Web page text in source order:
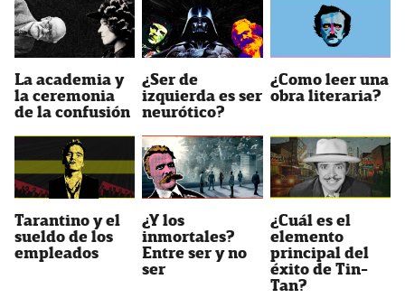
La academia y
la ceremonia
de la confusión
¿Ser de
izquierda es ser
neurótico?
¿Como leer una
obra literaria?
Tarantino y el
sueldo de los
empleados
¿Y los
inmortales?
Entre ser y no
ser
¿Cuál es el
elemento
principal del
éxito de Tin-
Tan?